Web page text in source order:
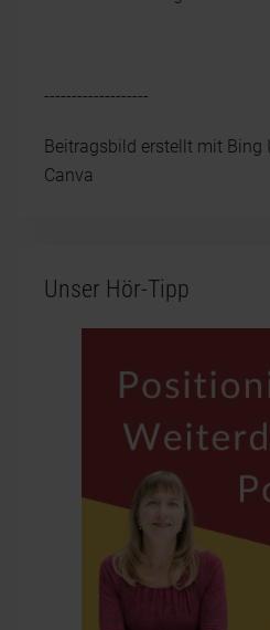
-------------------
Beitragsbild erstellt mit Bing
Canva
Unser Hör-Tipp